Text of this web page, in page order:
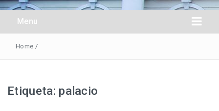
Obreros Universal
Menu
Home /
Etiqueta: palacio